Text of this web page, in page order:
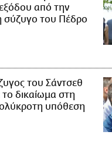
από την
σύζυγο του Πέδρο
του Σάντσεθ
το δικαίωμα στη
υπόθεση